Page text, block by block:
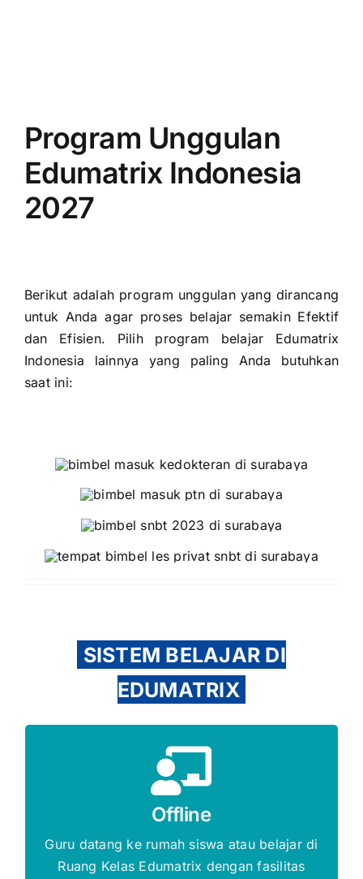
Program Unggulan
Edumatrix Indonesia
2027
Berikut adalah program unggulan yang dirancang
untuk Anda agar proses belajar semakin Efektif
dan Efisien. Pilih program belajar Edumatrix
Indonesia lainnya yang paling Anda butuhkan
saat ini:
SISTEM BELAJAR DI
EDUMATRIX
Offline
Guru datang ke rumah siswa atau belajar di
Ruang Kelas Edumatrix dengan fasilitas
Gratis Biaya Pendaftaran
DAFTAR SEKARANG